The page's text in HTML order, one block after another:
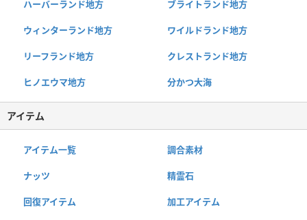
ハーバーランド地方 ブライトランド地方
ウィンターランド地方 ワイルドランド地方
リーフランド地方 クレストランド地方
ヒノエウマ地方 分かつ大海
アイテム
アイテム一覧 調合素材
ナッツ 精霊石
回復アイテム 加工アイテム